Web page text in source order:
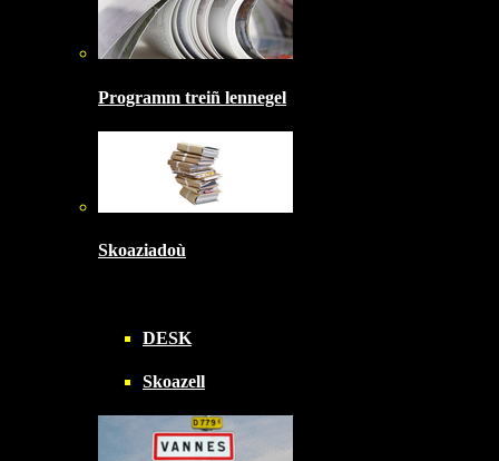
Programm treiñ lennegel
Skoaziadoù
DESK
Skoazell